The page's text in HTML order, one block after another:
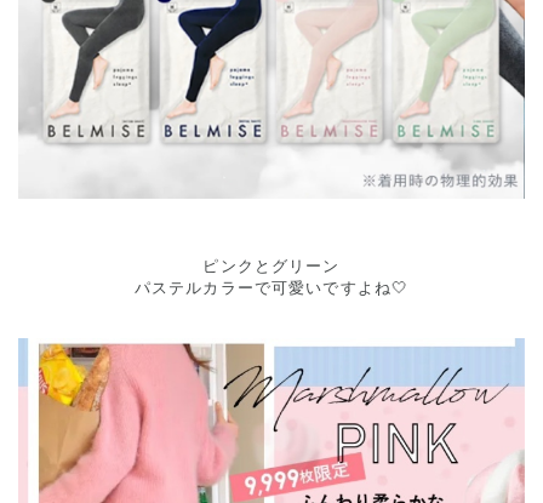
ピンクとグリーン
パステルカラーで可愛いですよね🤍